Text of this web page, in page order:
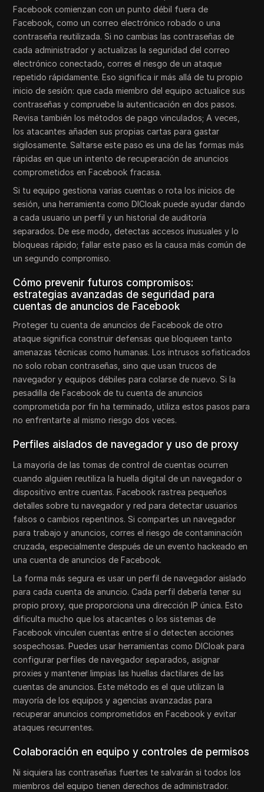
Facebook comienzan con un punto débil fuera de
Facebook, como un correo electrónico robado o una
contraseña reutilizada. Si no cambias las contraseñas de
cada administrador y actualizas la seguridad del correo
electrónico conectado, corres el riesgo de un ataque
repetido rápidamente. Eso significa ir más allá de tu propio
inicio de sesión: que cada miembro del equipo actualice sus
contraseñas y compruebe la autenticación en dos pasos.
Revisa también los métodos de pago vinculados; A veces,
los atacantes añaden sus propias cartas para gastar
sigilosamente. Saltarse este paso es una de las formas más
rápidas en que un intento de recuperación de anuncios
comprometidos en Facebook fracasa.
Si tu equipo gestiona varias cuentas o rota los inicios de
sesión, una herramienta como DICloak puede ayudar dando
a cada usuario un perfil y un historial de auditoría
separados. De ese modo, detectas accesos inusuales y lo
bloqueas rápido; fallar este paso es la causa más común de
un segundo compromiso.
Cómo prevenir futuros compromisos:
estrategias avanzadas de seguridad para
cuentas de anuncios de Facebook
Proteger tu cuenta de anuncios de Facebook de otro
ataque significa construir defensas que bloqueen tanto
amenazas técnicas como humanas. Los intrusos sofisticados
no solo roban contraseñas, sino que usan trucos de
navegador y equipos débiles para colarse de nuevo. Si la
pesadilla de Facebook de tu cuenta de anuncios
comprometida por fin ha terminado, utiliza estos pasos para
no enfrentarte al mismo riesgo dos veces.
Perfiles aislados de navegador y uso de proxy
La mayoría de las tomas de control de cuentas ocurren
cuando alguien reutiliza la huella digital de un navegador o
dispositivo entre cuentas. Facebook rastrea pequeños
detalles sobre tu navegador y red para detectar usuarios
falsos o cambios repentinos. Si compartes un navegador
para trabajo y anuncios, corres el riesgo de contaminación
cruzada, especialmente después de un evento hackeado en
una cuenta de anuncios de Facebook.
La forma más segura es usar un perfil de navegador aislado
para cada cuenta de anuncio. Cada perfil debería tener su
propio proxy, que proporciona una dirección IP única. Esto
dificulta mucho que los atacantes o los sistemas de
Facebook vinculen cuentas entre sí o detecten acciones
sospechosas. Puedes usar herramientas como DICloak para
configurar perfiles de navegador separados, asignar
proxies y mantener limpias las huellas dactilares de las
cuentas de anuncios. Este método es el que utilizan la
mayoría de los equipos y agencias avanzadas para
recuperar anuncios comprometidos en Facebook y evitar
ataques recurrentes.
Colaboración en equipo y controles de permisos
Ni siquiera las contraseñas fuertes te salvarán si todos los
miembros del equipo tienen derechos de administrador.